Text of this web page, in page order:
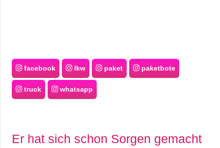
facebook lkw paket paketbote
truck whatsapp
Er hat sich schon Sorgen gemacht